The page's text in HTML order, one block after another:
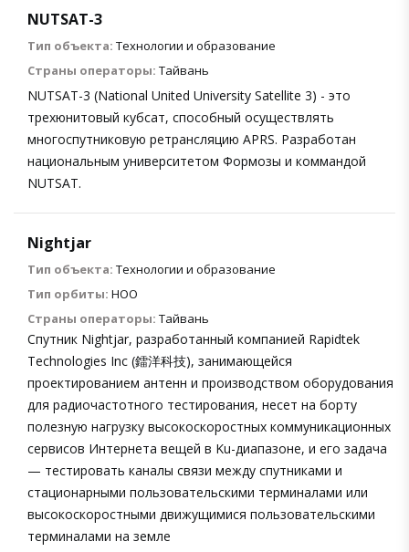
NUTSAT-3
Тип объекта: Технологии и образование
Страны операторы: Тайвань
NUTSAT-3 (National United University Satellite 3) - это
трехюнитовый кубсат, способный осуществлять
многоспутниковую ретрансляцию APRS. Разработан
национальным университетом Формозы и коммандой
NUTSAT.
Nightjar
Тип объекта: Технологии и образование
Тип орбиты: НОО
Страны операторы: Тайвань
Спутник Nightjar, разработанный компанией Rapidtek
Technologies Inc (鐳洋科技), занимающейся
проектированием антенн и производством оборудования
для радиочастотного тестирования, несет на борту
полезную нагрузку высокоскоростных коммуникационных
сервисов Интернета вещей в Ku-диапазоне, и его задача
— тестировать каналы связи между спутниками и
стационарными пользовательскими терминалами или
высокоскоростными движущимися пользовательскими
терминалами на земле